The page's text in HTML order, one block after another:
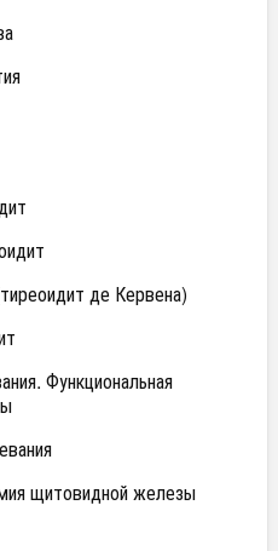
де Кервена)
Функциональная
щитовидной железы